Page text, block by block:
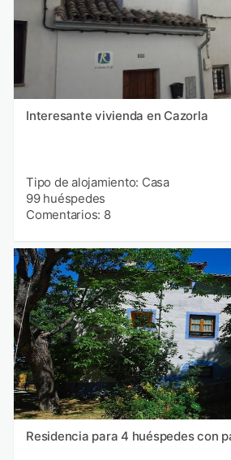
Interesante vivienda en Cazorla
Tipo de alojamiento: Casa
99 huéspedes
Comentarios: 8
Residencia para 4 huéspedes con